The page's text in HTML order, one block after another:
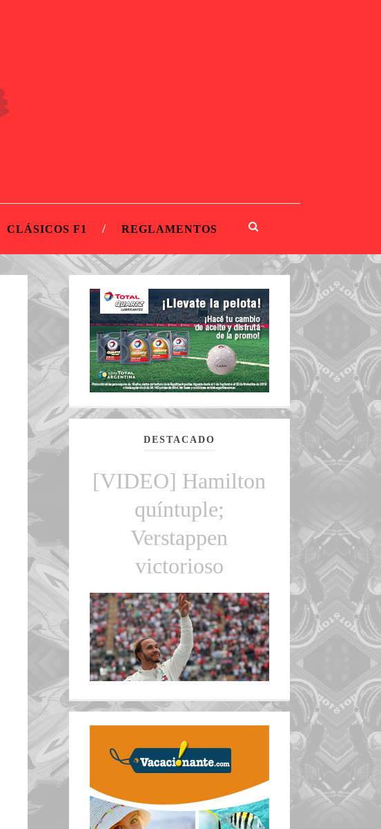
CLÁSICOS F1 REGLAMENTOS
DESTACADO
[VIDEO] Hamilton
quíntuple;
Verstappen
victorioso